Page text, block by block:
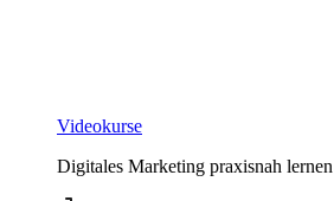
Videokurse
Digitales Marketing praxisnah lernen